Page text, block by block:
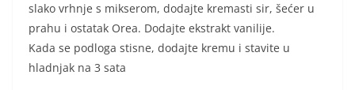
slako vrhnje s mikserom, dodajte kremasti sir, šećer u
prahu i ostatak Orea. Dodajte ekstrakt vanilije.
Kada se podloga stisne, dodajte kremu i stavite u
hladnjak na 3 sata